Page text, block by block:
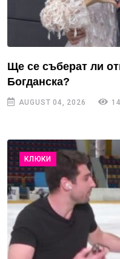
Ще се съберат ли
Богданска?
AUGUST 04, 2026
КЛЮКИ